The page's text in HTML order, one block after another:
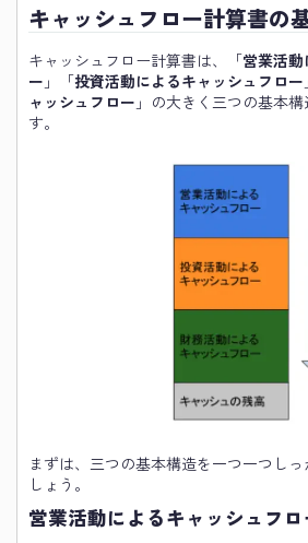
キャッシュフロー計算書の
キャッシュフロー計算書は、「営業活
ー 」「投資活動によるキャッシュフロー
ャッシュフロー 」の大きく三つの基本
す。
まずは、三つの基本構造を一つ一つし
しょう。
営業活動によるキャッシュフロ